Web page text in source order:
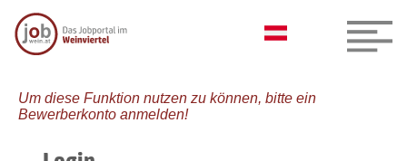
Um diese Funktion nutzen zu können, bitte ein
Bewerberkonto anmelden!